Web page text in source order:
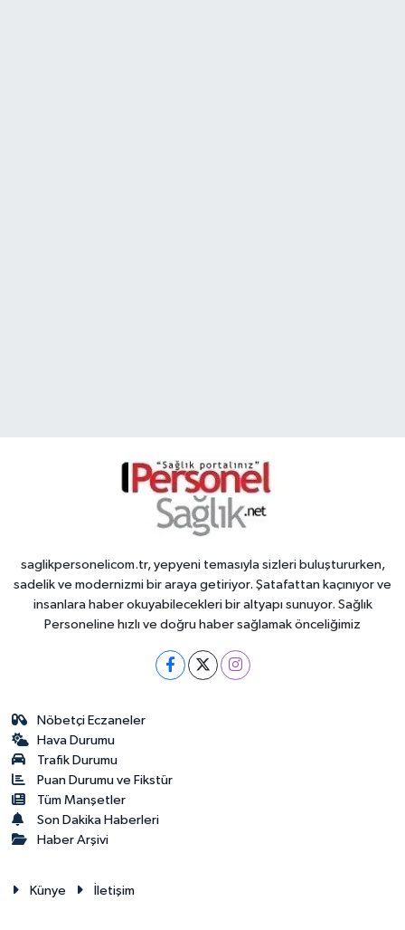
saglikpersonelicom.tr, yepyeni temasıyla sizleri buluştururken,
sadelik ve modernizmi bir araya getiriyor. Şatafattan kaçınıyor ve
insanlara haber okuyabilecekleri bir altyapı sunuyor. Sağlık
Personeline hızlı ve doğru haber sağlamak önceliğimiz
Nöbetçi Eczaneler
Hava Durumu
Trafik Durumu
Puan Durumu ve Fikstür
Tüm Manşetler
Son Dakika Haberleri
Haber Arşivi
Künye İletişim